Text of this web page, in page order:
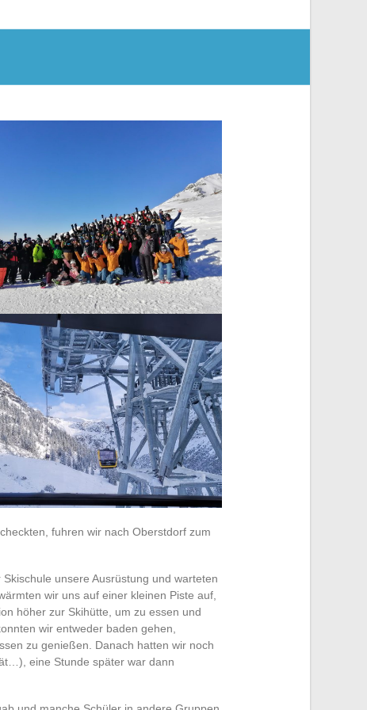
fuhren wir nach Oberstdorf zum
unsere Ausrüstung und warteten
wir uns auf einer kleinen Piste auf,
höher zur Skihütte, um zu essen und
wir entweder baden gehen,
zu genießen. Danach hatten wir noch
eine Stunde später war dann